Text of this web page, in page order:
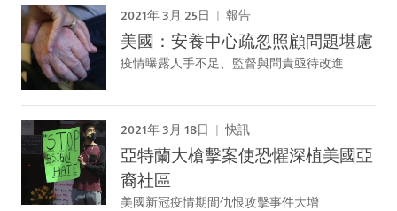
2021年 3月 25日 報告
美國：安養中心疏忽照顧問題堪慮
疫情曝露人手不足、監督與問責亟待改進
2021年 3月 18日 快訊
亞特蘭大槍擊案使恐懼深植美國亞
裔社區
美國新冠疫情期間仇恨攻擊事件大增